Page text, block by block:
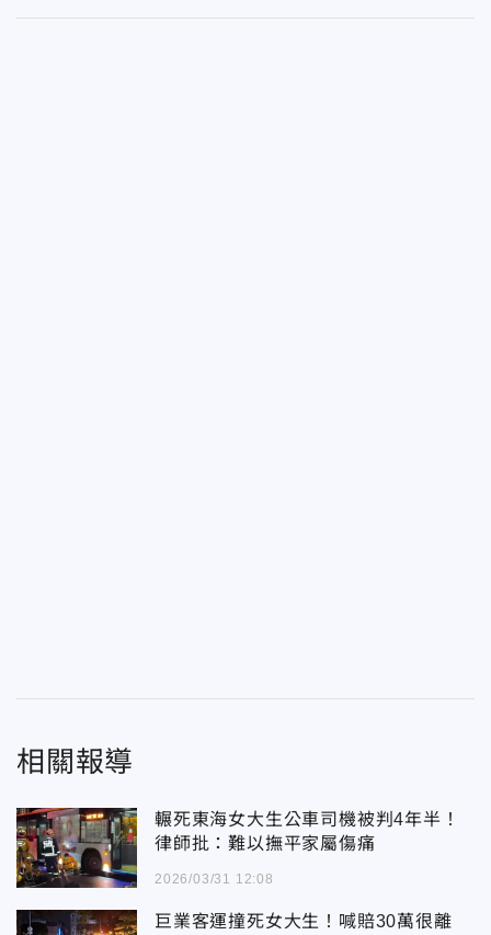
相關報導
輾死東海女大生公車司機被判4年半！
律師批：難以撫平家屬傷痛
2026/03/31 12:08
巨業客運撞死女大生！喊賠30萬很離